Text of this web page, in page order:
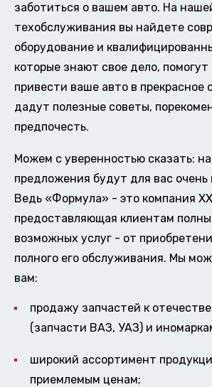
заботиться о вашем авто. На
техобслуживания вы найдете
оборудование и
которые знают свое дело, помогут
привести ваше авто в прекрасное
дадут полезные советы,
предпочесть.
Можем с уверенностью сказать:
предложения будут для вас очень
Ведь «Формула» - это компания
предоставляющая клиентам
возможных услуг - от
полного его обслуживания. Мы
вам:
продажу запчастей к
(запчасти ВАЗ, УАЗ) и
широкий ассортимент
приемлемым ценам;